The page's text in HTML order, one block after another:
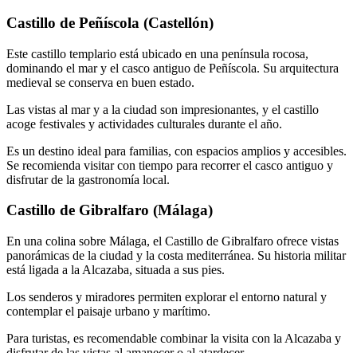
Castillo de Peñíscola (Castellón)
Este castillo templario está ubicado en una península rocosa,
dominando el mar y el casco antiguo de Peñíscola. Su arquitectura
medieval se conserva en buen estado.
Las vistas al mar y a la ciudad son impresionantes, y el castillo
acoge festivales y actividades culturales durante el año.
Es un destino ideal para familias, con espacios amplios y accesibles.
Se recomienda visitar con tiempo para recorrer el casco antiguo y
disfrutar de la gastronomía local.
Castillo de Gibralfaro (Málaga)
En una colina sobre Málaga, el Castillo de Gibralfaro ofrece vistas
panorámicas de la ciudad y la costa mediterránea. Su historia militar
está ligada a la Alcazaba, situada a sus pies.
Los senderos y miradores permiten explorar el entorno natural y
contemplar el paisaje urbano y marítimo.
Para turistas, es recomendable combinar la visita con la Alcazaba y